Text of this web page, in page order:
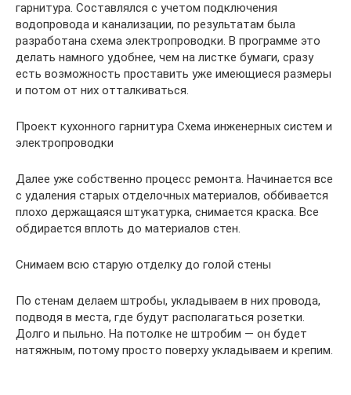
гарнитура. Составлялся с учетом подключения
водопровода и канализации, по результатам была
разработана схема электропроводки. В программе это
делать намного удобнее, чем на листке бумаги, сразу
есть возможность проставить уже имеющиеся размеры
и потом от них отталкиваться.
Проект кухонного гарнитура Схема инженерных систем и
электропроводки
Далее уже собственно процесс ремонта. Начинается все
с удаления старых отделочных материалов, оббивается
плохо держащаяся штукатурка, снимается краска. Все
обдирается вплоть до материалов стен.
Снимаем всю старую отделку до голой стены
По стенам делаем штробы, укладываем в них провода,
подводя в места, где будут располагаться розетки.
Долго и пыльно. На потолке не штробим — он будет
натяжным, потому просто поверху укладываем и крепим.